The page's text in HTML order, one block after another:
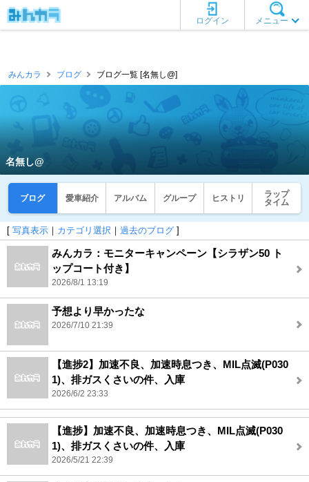
メニュー
ログイン
みんカラ ブログ ブログ一覧 [名無し@]
名無し@
ブログ 愛車紹介 アルバム グループ ヒストリ
ラップ
タイム
[ 写真表示 ｜ カテゴリ選択 ｜ 過去のブログ ]
みんカラ：モニターキャンペーン【シラザン50 ト
ップコート付き】
2026/8/1 13:19
予想より早かったな
2026/7/10 21:39
【進捗2】加速不良、加速時息つき、MIL点滅(P030
1)、排ガスくさいの件、入庫
2026/6/2 23:33
【進捗】加速不良、加速時息つき、MIL点滅(P030
1)、排ガスくさいの件、入庫
2026/5/21 22:39